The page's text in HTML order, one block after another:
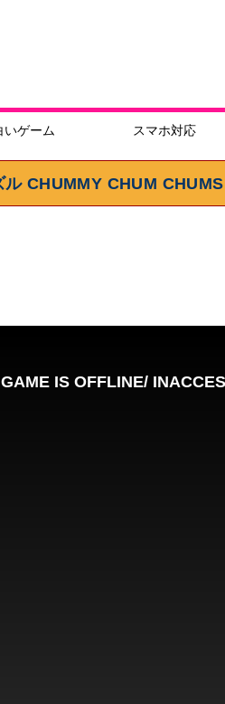
いゲーム スマホ対応
ル CHUMMY CHUM